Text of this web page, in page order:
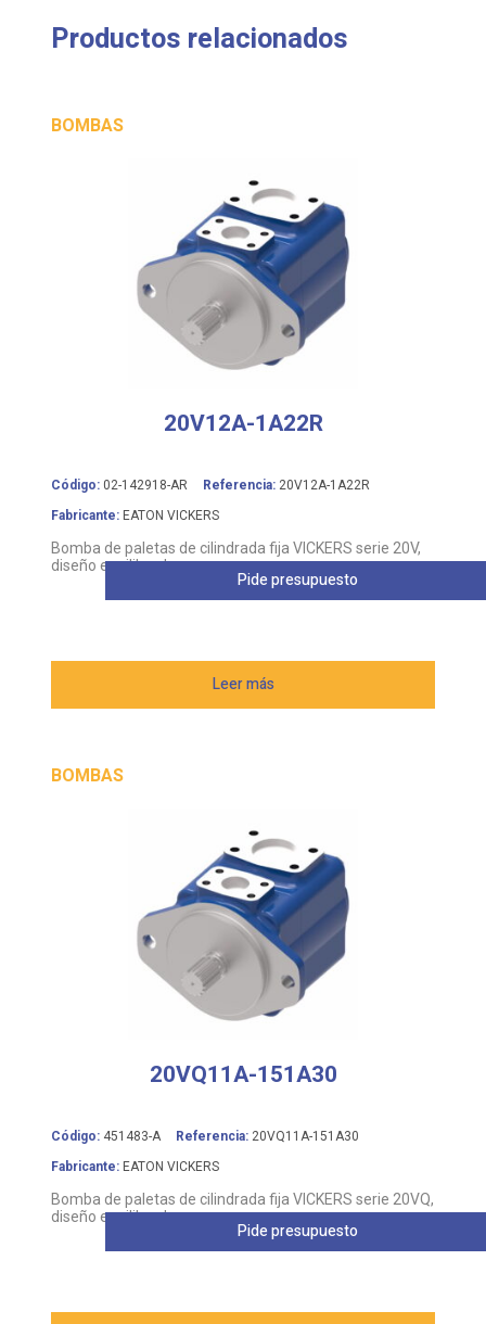
Productos relacionados
BOMBAS
20V12A-1A22R
Código: 02-142918-AR Referencia: 20V12A-1A22R
Fabricante: EATON VICKERS
Bomba de paletas de cilindrada fija VICKERS serie 20V,
diseño equilibrado
Leer más
Pide presupuesto
BOMBAS
20VQ11A-151A30
Código: 451483-A Referencia: 20VQ11A-151A30
Fabricante: EATON VICKERS
Bomba de paletas de cilindrada fija VICKERS serie 20VQ,
diseño equilibrado
Pide presupuesto